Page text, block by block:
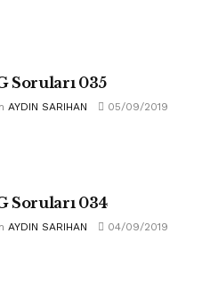
Soruları 035
AYDIN SARIHAN 05/09/2019
Soruları 034
AYDIN SARIHAN 04/09/2019